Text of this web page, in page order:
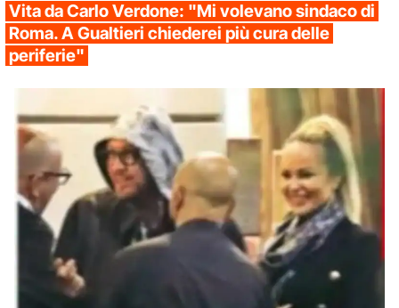
Vita da Carlo Verdone: "Mi volevano sindaco di
Roma. A Gualtieri chiederei più cura delle
periferie"